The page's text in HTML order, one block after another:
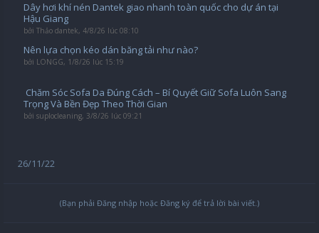
Dây hơi khí nén Dantek giao nhanh toàn quốc cho dự án tại
Hậu Giang
bởi Thảo dantek, 4/8/26 lúc 08:10
Nên lựa chọn kéo dán băng tải như nào?
bởi LONGG, 1/8/26 lúc 15:19
️ Chăm Sóc Sofa Da Đúng Cách – Bí Quyết Giữ Sofa Luôn Sang
Trọng Và Bền Đẹp Theo Thời Gian
bởi suplocleaning, 3/8/26 lúc 09:21
26/11/22
(Bạn phải Đăng nhập hoặc Đăng ký để trả lời bài viết.)